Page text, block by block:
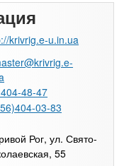
krivrig.e-u.in.ua
48-47
03-83
Рог, ул. Свято-
55